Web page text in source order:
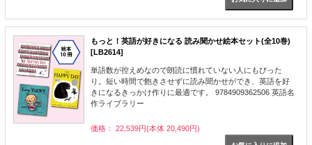
もっと！英語が好きになる 読み聞かせ絵本セット(全10巻)
[LB2614]
単語数が控えめなので朗読に慣れていない人にもぴった
り。短い時間で飽きさせずに読み聞かせができ、英語を好
きになるきっかけ作りに最適です。 9784909362506 英語名
作ライブラリー
価格： 22,539円(本体 20,490円)